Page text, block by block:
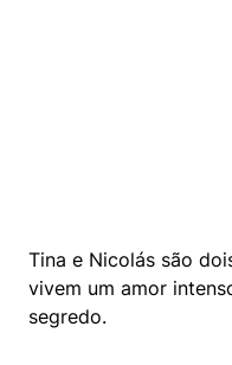
Tina e Nicolás são
vivem um amor
segredo.